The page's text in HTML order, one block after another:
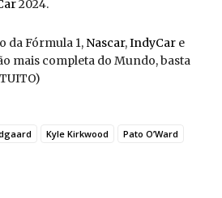
2024.
da Fórmula 1, Nascar,IndyCar e
mais completa do Mundo, basta
Kyle Kirkwood Pato O’Ward